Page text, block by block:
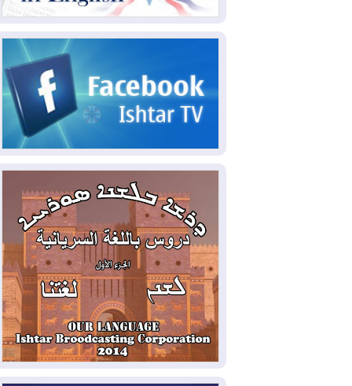
ملامح أخطر التحديات التي تواجه العراق
2026-08-05
حرائق فرنسا.. توقيف 402
شخص بينهم 156 قاصرا منذ بداية موسم
الحرائق
2026-08-04سومو: إنتاج النفط في إقليم
كوردستان انخفض إلى أقل من 10%
2026-08-04ملفات حقبة الكاظمي تعود إلى
الواجهة.. أنباء عن مراجعات قضائية
وتحقيقات أوسع في قضايا فساد
2026-08-04بيترو يشكو تزوير الانتخابات
الرئاسية ويحذر من "حرب أهلية" في
كولومبيا
2026-08-03رئيس إقليم كوردستان في